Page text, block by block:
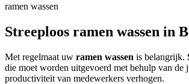
ramen wassen
Streeploos ramen wassen in
Met regelmaat uw ramen wassen is belangrijk.
die moet worden uitgevoerd met behulp van de
productiviteit van medewerkers verhogen.